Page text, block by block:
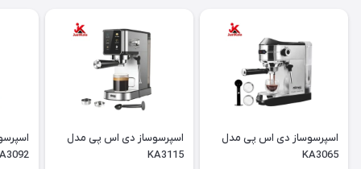
اسپرسوساز دی اس پی مدل
KA3065
اسپرسوساز دی اس پی مدل
KA3115